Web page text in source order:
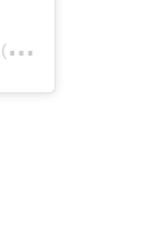
U
na publicación compartida por Chilango (@chilangocom)